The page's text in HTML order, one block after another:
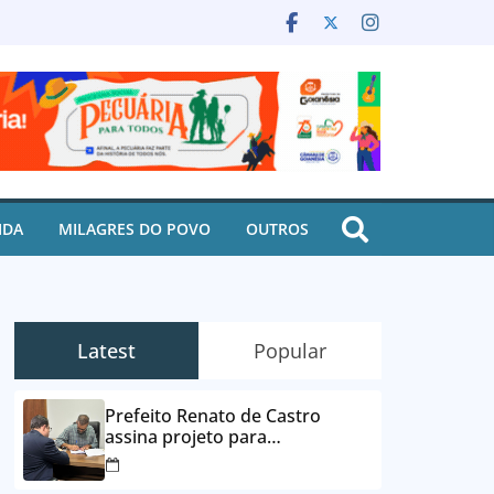
MILAGRES DO POVO OUTROS
Latest Popular
Prefeito Renato de Castro
assina projeto para
desbloqueio de contas e
parcelamento de dívidas em até